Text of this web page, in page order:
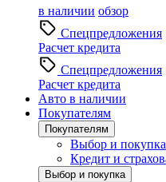
в наличии обзор
Спецпредложения
Расчет кредита
Спецпредложения
Расчет кредита
Авто в наличии
Покупателям
Покупателям
Выбор и покупка
Кредит и
Выбор и покупка